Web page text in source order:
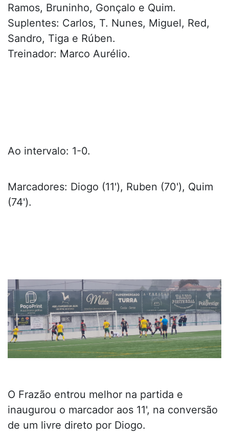
Ramos, Bruninho, Gonçalo e Quim.
Suplentes: Carlos, T. Nunes, Miguel, Red,
Sandro, Tiga e Rúben.
Treinador: Marco Aurélio.
Ao intervalo: 1-0.
Marcadores: Diogo (11'), Ruben (70'), Quim
(74').
O Frazão entrou melhor na partida e
inaugurou o marcador aos 11', na conversão
de um livre direto por Diogo.